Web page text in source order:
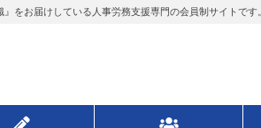
をお届けしている人事労務支援専門の会員制サイトです。